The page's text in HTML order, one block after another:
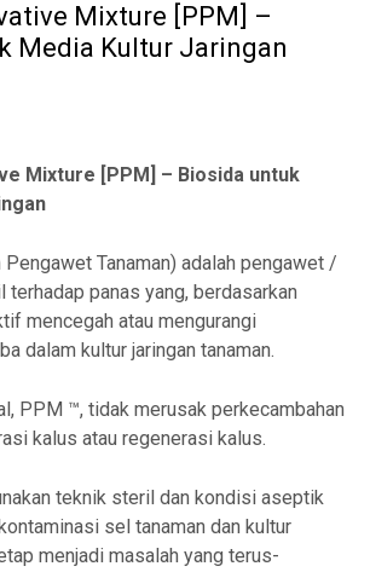
Mixture [PPM] –
Media Kultur Jaringan
Mixture [PPM] – Biosida untuk
Tanaman) adalah pengawet /
panas yang, berdasarkan
mencegah atau mengurangi
dalam kultur jaringan tanaman.
PPM ™, tidak merusak perkecambahan
kalus atau regenerasi kalus.
teknik steril dan kondisi aseptik
sel tanaman dan kultur
menjadi masalah yang terus-